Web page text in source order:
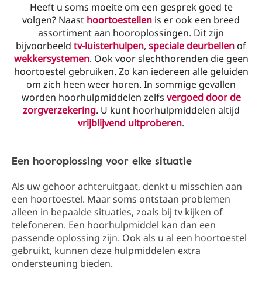
Heeft u soms moeite om een gesprek goed te
volgen? Naast hoortoestellen is er ook een breed
assortiment aan hooroplossingen. Dit zijn
bijvoorbeeld tv-luisterhulpen, speciale deurbellenof
wekkersystemen. Ook voor slechthorenden die geen
hoortoestel gebruiken. Zo kan iedereen alle geluiden
om zich heen weer horen. In sommige gevallen
worden hoorhulpmiddelen zelfs vergoed door de
zorgverzekering. U kunt hoorhulpmiddelen altijd
vrijblijvend uitproberen.
Een hooroplossing voor elke situatie
Als uw gehoor achteruitgaat, denkt u misschien aan
een hoortoestel. Maar soms ontstaan problemen
alleen in bepaalde situaties, zoals bij tv kijken of
telefoneren. Een hoorhulpmiddel kan dan een
passende oplossing zijn. Ook als u al een hoortoestel
gebruikt, kunnen deze hulpmiddelen extra
ondersteuning bieden.